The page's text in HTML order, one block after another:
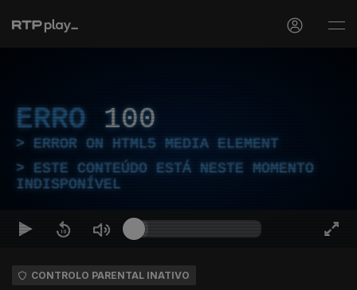
ERRO 100
ERROR ON HTML5 MEDIA ELEMENT
ESTE CONTEÚDO ESTÁ NESTE MOMENTO
INDISPONÍVEL
CONTROLO PARENTAL INATIVO